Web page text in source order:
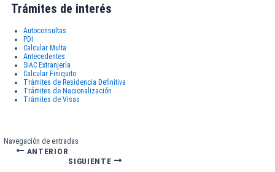
Trámites de interés
Autoconsultas
PDI
Calcular Multa
Antecedentes
SIAC Extranjería
Calcular Finiquito
Trámites de Residencia Definitiva
Trámites de Nacionalización
Trámites de Visas
Navegación de entradas
ANTERIOR
SIGUIENTE